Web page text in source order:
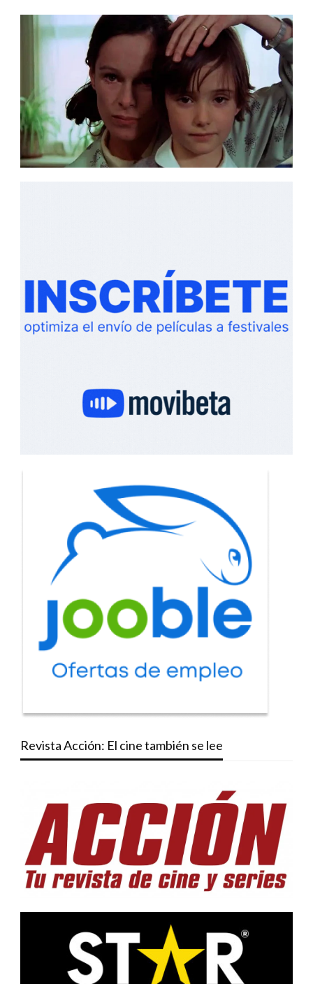
Revista Acción: El cine también se lee